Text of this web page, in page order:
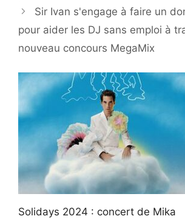
Sir Ivan s'engage à faire un
pour aider les DJ sans emploi à
nouveau concours MegaMix
Solidays 2024 : concert de Mika